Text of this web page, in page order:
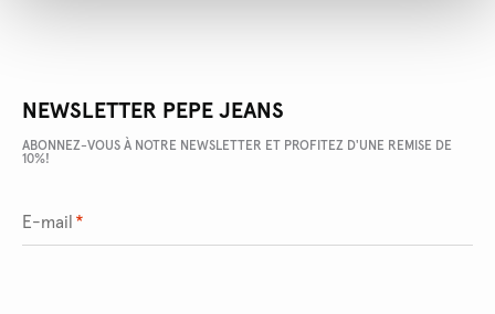
NEWSLETTER PEPE JEANS
ABONNEZ-VOUS À NOTRE NEWSLETTER ET PROFITEZ D'UNE REMISE DE
10%!
E-mail *